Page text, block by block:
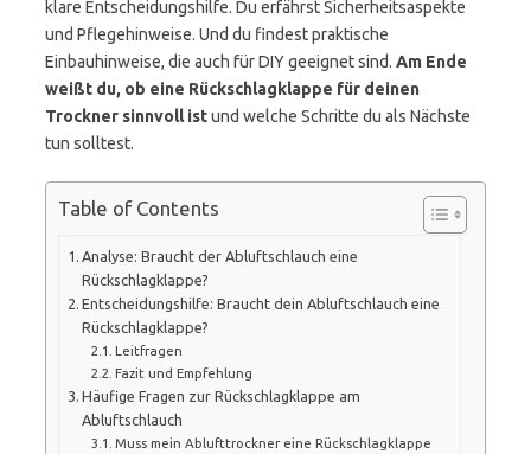
klare Entscheidungshilfe. Du erfährst Sicherheitsaspekte
und Pflegehinweise. Und du findest praktische
Einbauhinweise, die auch für DIY geeignet sind. Am Ende
weißt du, ob eine Rückschlagklappe für deinen
Trockner sinnvoll istund welche Schritte du als Nächste
tun solltest.
Table of Contents
Analyse: Braucht der Abluftschlauch eine
Rückschlagklappe?
Entscheidungshilfe: Braucht dein Abluftschlauch eine
Rückschlagklappe?
Leitfragen
Fazit und Empfehlung
Häufige Fragen zur Rückschlagklappe am
Abluftschlauch
Muss mein Ablufttrockner eine Rückschlagklappe